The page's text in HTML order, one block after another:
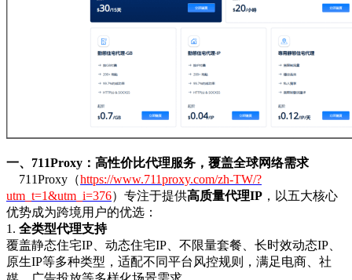
一、711Proxy：高性价比代理服务，覆盖全球网络需求
711Proxy（https://www.711proxy.com/zh-TW/?
utm_t=1&utm_i=376）专注于提供高质量代理IP ，以五大核心
优势成为跨境用户的优选：
1. 全类型代理支持
覆盖静态住宅IP、动态住宅IP、不限量套餐、长时效动态IP、
原生IP等多种类型，适配不同平台风控规则，满足电商、社